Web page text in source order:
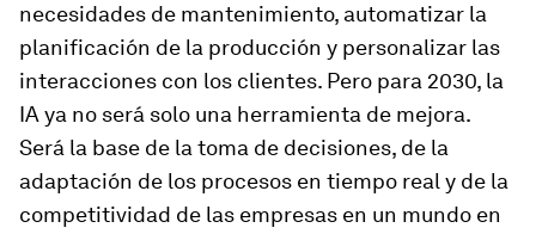
necesidades de mantenimiento, automatizar la
planificación de la producción y personalizar las
interacciones con los clientes. Pero para 2030, la
IA ya no será solo una herramienta de mejora.
Será la base de la toma de decisiones, de la
adaptación de los procesos en tiempo real y de la
competitividad de las empresas en un mundo en